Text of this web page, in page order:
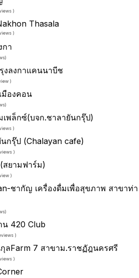
)
Thasala
)
กา
)
งลงกาแคนนาบีช
)
มืองคอน
)
พล็กซ์(บจก.ชาลายันกรุ๊ป)
)
กรุ๊ป (Chalayan cafe)
)
สยามฟาร์ม)
)
ชากัญ เครื่องดื่มเพื่อสุขภาพ สาขาท่า
)
420 Club
)
กุลFarm 7 สาขาม.ราชฏัฎนครศรี
)